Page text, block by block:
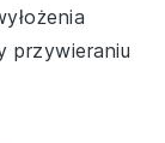
przywieraniu